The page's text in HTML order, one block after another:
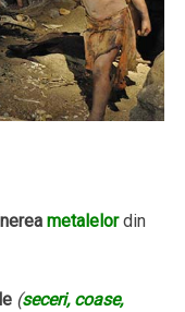
metalelordin
(seceri, coase,